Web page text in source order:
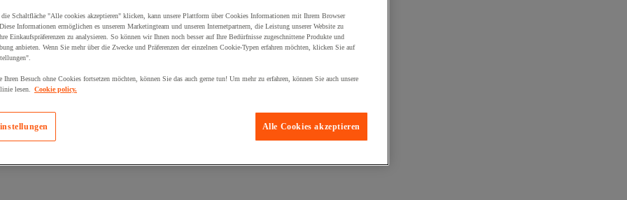
die Schaltfläche "Alle cookies akzeptieren" klicken, kann unsere Plattform über Cookies Informationen mit Ihrem Browser
Informationen ermöglichen es unserem Marketingteam und unseren Internetpartnern, die Leistung unserer Website zu
Einkaufspräferenzen zu analysieren. So können wir Ihnen noch besser auf Ihre Bedürfnisse zugeschnittene Produkte und
anbieten. Wenn Sie mehr über die Zwecke und Präferenzen der einzelnen Cookie-Typen erfahren möchten, klicken Sie auf
Ihren Besuch ohne Cookies fortsetzen möchten, können Sie das auch gerne tun! Um mehr zu erfahren, können Sie auch unsere
lesen.
Cookie policy.
Alle Cookies akzeptieren